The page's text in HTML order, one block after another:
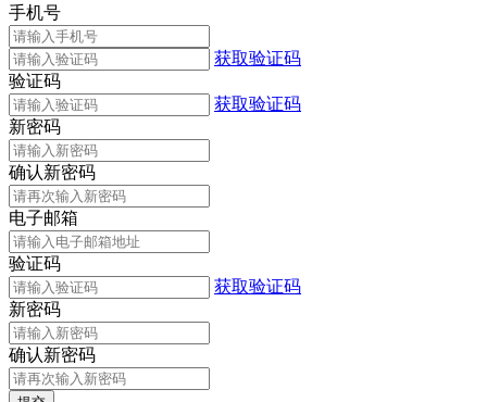
手机号
获取验证码
验证码
获取验证码
新密码
确认新密码
电子邮箱
验证码
获取验证码
新密码
确认新密码